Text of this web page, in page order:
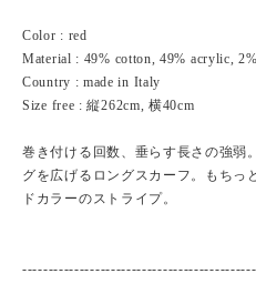
Color : red
Material : 49% cotton, 49% acrylic,
Country : made in Italy
Size free : 縦262cm, 横40cm
巻き付ける回数、垂らす長さの強弱
グを広げるロングスカーフ。もちっ
ドカラーのストライプ。